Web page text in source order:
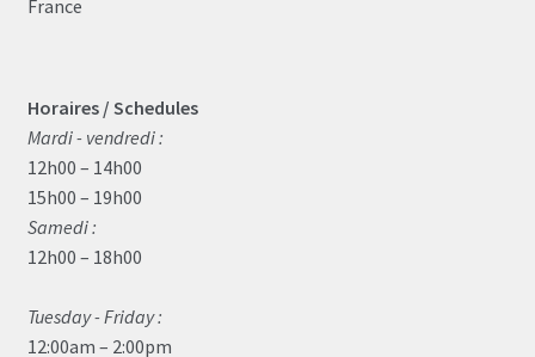
France
Horaires / Schedules
Mardi - vendredi :
12h00 – 14h00
15h00 – 19h00
Samedi :
12h00 – 18h00
Tuesday - Friday :
12:00am – 2:00pm